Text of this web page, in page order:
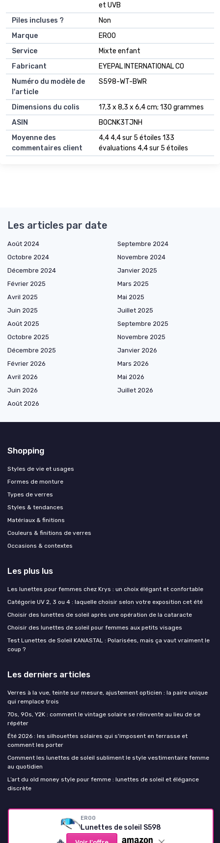
et UVB
Piles incluses ?
‎Non
Marque
‎ER00
Service
‎Mixte enfant
Fabricant
‎EYEPAL INTERNATIONAL CO
Numéro du modèle de
l'article
‎S598-WT-BWR
Dimensions du colis
‎17,3 x 8,3 x 6,4 cm; 130 grammes
ASIN
‎B0CNK3TJNH
Moyenne des
commentaires client
4,4 4,4 sur 5 étoiles 133
évaluations 4,4 sur 5 étoiles
ER00
Lunettes de soleil S598
Les articles par date
Août 2024
Septembre 2024
Octobre 2024
Novembre 2024
Décembre 2024
Janvier 2025
Février 2025
Mars 2025
Avril 2025
Mai 2025
Juin 2025
Juillet 2025
Août 2025
Septembre 2025
Octobre 2025
Novembre 2025
Décembre 2025
Janvier 2026
Février 2026
Mars 2026
Avril 2026
Mai 2026
Juin 2026
Juillet 2026
Août 2026
Shopping
Styles de vie et usages
Formes de monture
Types de verres
Styles & tendances
Matériaux & finitions
Couleurs & finitions de verres
Occasions & contextes
Les plus lus
Les lunettes pour femmes chez Krys : un choix élégant et confortable
Catégorie UV 2, 3 ou 4 : laquelle choisir selon votre exposition cet été
Choisir des lunettes de soleil après une opération de la cataracte
Choisir des lunettes de soleil pour femmes aux petits visages
Test Lunettes de Soleil KANASTAL : Polarisées, mais ça vaut vraiment le
coup ?
Les derniers articles
Verres à la vue, teinte sur mesure, ajustement opticien : la paire unique
qui remplace trois
70s, 90s, Y2K : comment le vintage solaire se réinvente au lieu de se
répéter
Été 2026 : les silhouettes solaires qui s'imposent en terrasse et
comment les porter
Comment les lunettes de soleil subliment le style vestimentaire femme
au quotidien
L’art du old money style pour femme : lunettes de soleil et élégance
discrète
Lunettes de soleil Femme